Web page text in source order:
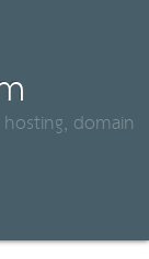
domain